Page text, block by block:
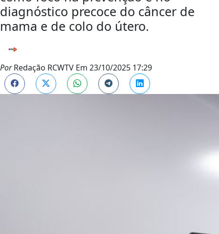
diagnóstico precoce do câncer de
mama e de colo do útero.
PorRedação RCWTV Em 23/10/2025 17:29